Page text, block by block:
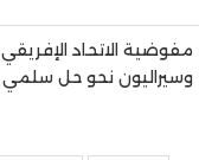
مفوضية الاتحاد الإفريقي
وسيراليون نحو حل سلمي